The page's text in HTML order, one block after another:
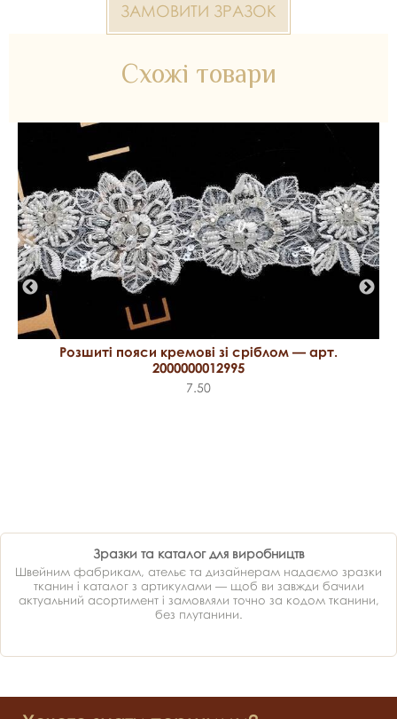
ЗАМОВИТИ ЗРАЗОК
Схожі товари
Розшиті пояси кремові зі сріблом — арт.
2000000012995
7.50
Зразки та каталог для виробництв
Швейним фабрикам, ательє та дизайнерам надаємо зразки
тканин і каталог з артикулами — щоб ви завжди бачили
актуальний асортимент і замовляли точно за кодом тканини,
без плутанини.